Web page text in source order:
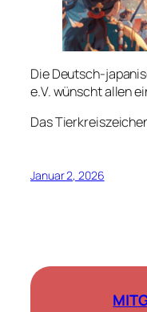
Die Deutsch-
e.V. wünscht allen
Das
Januar 2, 2026